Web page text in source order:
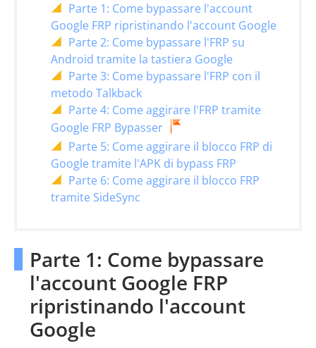
Parte 1: Come bypassare l'account
Google FRP ripristinando l'account Google
Parte 2: Come bypassare l'FRP su
Android tramite la tastiera Google
Parte 3: Come bypassare l'FRP con il
metodo Talkback
Parte 4: Come aggirare l'FRP tramite
Google FRP Bypasser
Parte 5: Come aggirare il blocco FRP di
Google tramite l'APK di bypass FRP
Parte 6: Come aggirare il blocco FRP
tramite SideSync
Parte 1: Come bypassare
l'account Google FRP
ripristinando l'account
Google